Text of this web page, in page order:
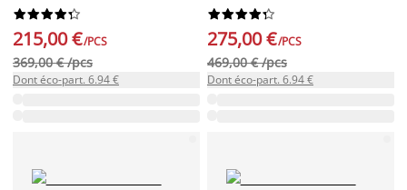






215,00 €/PCS
369,00 € /pcs
Dont éco-part. 6.94 €






275,00 €/PCS
469,00 € /pcs
Dont éco-part. 6.94 €